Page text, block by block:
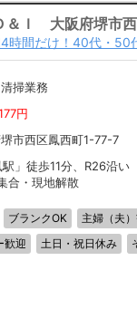
＆Ｉ 大阪府堺市
時間だけ！40代・50
清掃業務
円
市西区鳳西町1-77-7
」徒歩11分、R26沿い
合・現地解散
ブランクOK 主婦（夫
歓迎 土日・祝日休み